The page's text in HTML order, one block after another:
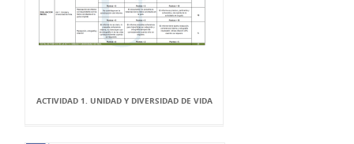
ACTIVIDAD 1. UNIDAD Y DIVERSIDAD DE VIDA